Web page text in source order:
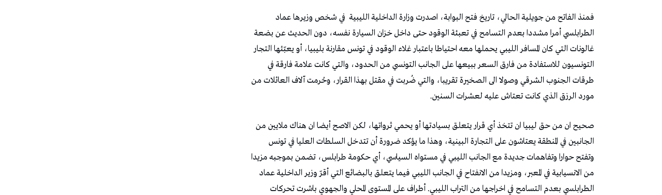
فمنذ الفاتح من جويلية الحالي، تاريخ فتح البوابة، اصدرت وزارة الداخلية الليبية في شخص وزيرها عماد
الطرابلسي أمرا مشددا بعدم التسامح في تعبئة الوقود حتى داخل خزان السيارة نفسه، دون الحديث عن بضعة
غالونات التي كان المسافر الليبي يحملها معه احتياطا باعتبار غلاء الوقود في تونس مقارنة بليبيا، أو يعبّئها التجار
التونسيون للاستفادة من فارق السعر ببيعها على الجانب التونسي من الحدود، والتي كانت علامة فارقة في
طرقات الجنوب الشرقي وصولا الى الصخيرة تقريبا، والتي ضُربت في مقتل بهذا القرار، وحُرمت آلاف العائلات من
مورد الرزق الذي كانت تعتاش عليه لعشرات السنين.
صحيح ان من حق ليبيا ان تتخذ أي قرار يتعلق بسيادتها أو يحمي ثرواتها، لكن الاصح أيضا ان هناك ملايين من
الجانبين في المنطقة يعتاشون على التجارة البينية، وهذا ما يؤكد ضرورة أن تتدخل السلطات العليا في تونس
وتفتح حوارا وتفاهمات جديدة مع الجانب الليبي في مستواه السياسي، أي حكومة طرابلس، تضمن بموجبه مزيدا
من الانسيابية في المعبر، ومزيدا من الانفتاح في الجانب الليبي فيما يتعلق بالبضائع التي أقرّ وزير الداخلية عماد
الطرابلسي بعدم التسامح في اخراجها من التراب الليبي. أطراف على المستوى المحلي والجهوي باشرت تحركات